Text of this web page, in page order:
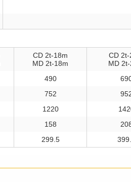
CD 2t-18m
MD 2t-18m
CD 2t-
MD
490
752
1220
158
299.5